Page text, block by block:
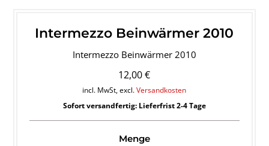
Intermezzo Beinwärmer 2010
Intermezzo Beinwärmer 2010
12,00 €
incl. MwSt, excl.Versandkosten
Sofort versandfertig: Lieferfrist 2-4 Tage
Menge